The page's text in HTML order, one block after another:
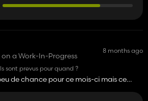
a Work-In-Progress
8 months ago
sont prevus pour quand ?
de chance pour ce mois-ci mais ce